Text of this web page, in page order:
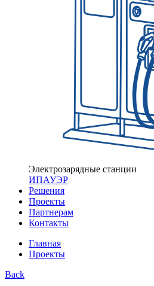
Электрозарядные станции
ИПАУЭР
Решения
Проекты
Партнерам
Контакты
Главная
Проекты
Back